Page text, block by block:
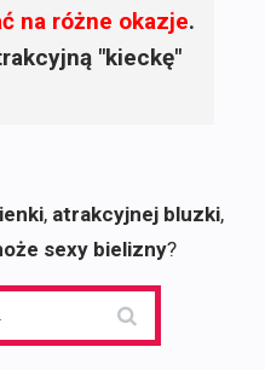
na różne okazje.
"kieckę"
, atrakcyjnej bluzki,
sexy bielizny?